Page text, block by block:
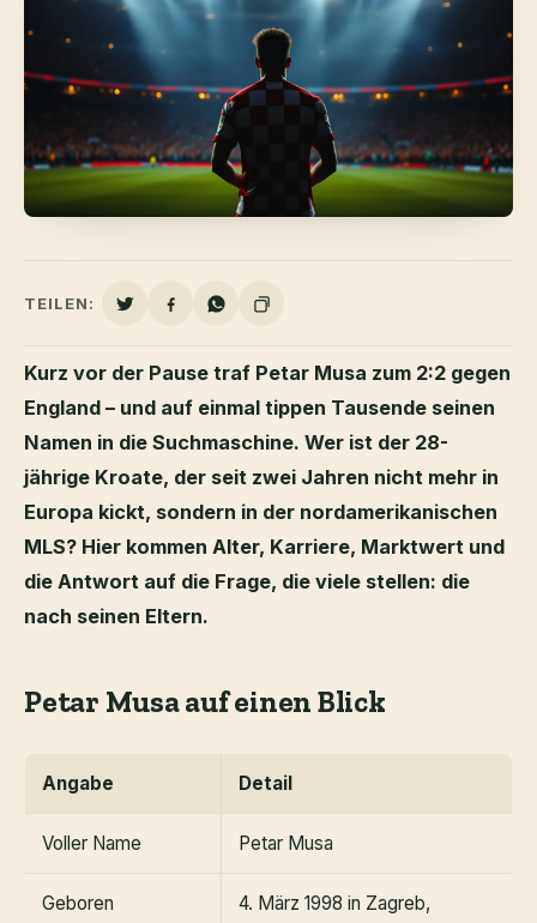
TEILEN:
Kurz vor der Pause traf Petar Musa zum 2:2 gegen
England – und auf einmal tippen Tausende seinen
Namen in die Suchmaschine. Wer ist der 28-
jährige Kroate, der seit zwei Jahren nicht mehr in
Europa kickt, sondern in der nordamerikanischen
MLS? Hier kommen Alter, Karriere, Marktwert und
die Antwort auf die Frage, die viele stellen: die
nach seinen Eltern.
Petar Musa auf einen Blick
Angabe Detail
Voller Name Petar Musa
Geboren
4. März 1998 in Zagreb,